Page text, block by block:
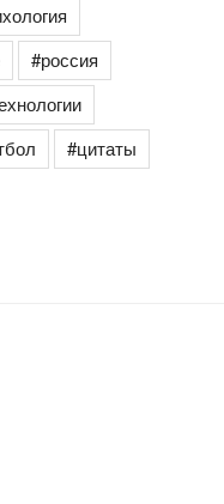
#россия
#цитаты